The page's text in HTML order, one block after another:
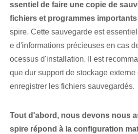
ssentiel de faire une copie de
fichiers et programmes importants
spire. Cette sauvegarde est
e d'informations précieuses en cas
ocessus d'installation. Il est
que dur support de stockage
enregistrer les fichiers sauvegardés.
Tout d'abord, nous devons nous
spire répond à la configuration